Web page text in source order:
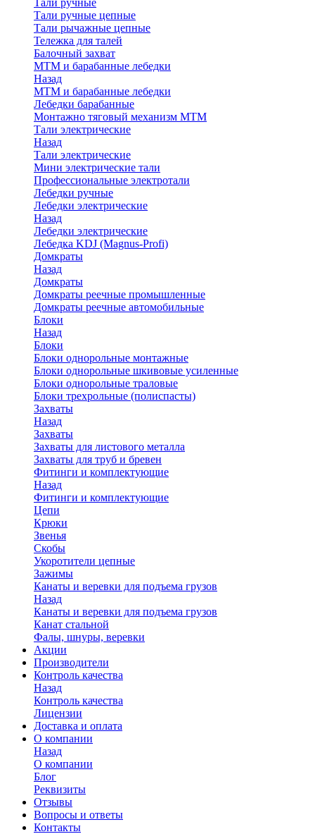
Тали ручные
Тали ручные цепные
Тали рычажные цепные
Тележка для талей
Балочный захват
МТМ и барабанные лебедки
Назад
МТМ и барабанные лебедки
Лебедки барабанные
Монтажно тяговый механизм МТМ
Тали электрические
Назад
Тали электрические
Мини электрические тали
Профессиональные электротали
Лебедки ручные
Лебедки электрические
Назад
Лебедки электрические
Лебедка KDJ (Magnus-Profi)
Домкраты
Назад
Домкраты
Домкраты реечные промышленные
Домкраты реечные автомобильные
Блоки
Назад
Блоки
Блоки однорольные монтажные
Блоки однорольные шкивовые усиленные
Блоки однорольные траловые
Блоки трехрольные (полиспасты)
Захваты
Назад
Захваты
Захваты для листового металла
Захваты для труб и бревен
Фитинги и комплектующие
Назад
Фитинги и комплектующие
Цепи
Крюки
Звенья
Скобы
Укоротители цепные
Зажимы
Канаты и веревки для подъема грузов
Назад
Канаты и веревки для подъема грузов
Канат стальной
Фалы, шнуры, веревки
Акции
Производители
Контроль качества
Назад
Контроль качества
Лицензии
Доставка и оплата
О компании
Назад
О компании
Блог
Реквизиты
Отзывы
Вопросы и ответы
Контакты